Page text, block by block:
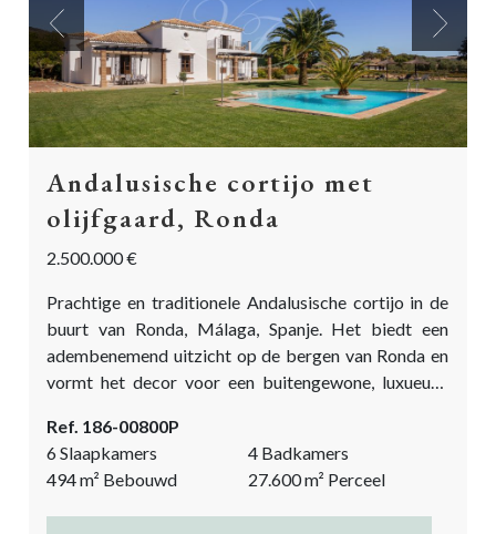
Previous Next
Andalusische cortijo met
olijfgaard, Ronda
2.500.000 €
Prachtige en traditionele Andalusische cortijo in de
buurt van Ronda, Málaga, Spanje. Het biedt een
adembenemend uitzicht op de bergen van Ronda en
vormt het decor voor een buitengewone, luxueuze
van bijna drie hectare en wordt omringd door een
weelderig landschap met een unieke olijfboomgaard
en diverse andere fruitbomen. Het pand heeft een
dubbele inkomstenbron. Enerzijds uit de luxe verhuur,
Ref. 186-00800P
6 Slaapkamers
4 Badkamers
494m² Bebouwd 27.600m² Perceel